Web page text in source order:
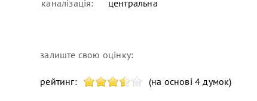
каналізація: центральна
залиште свою оцінку:
рейтинг: (на основі 4 думок)